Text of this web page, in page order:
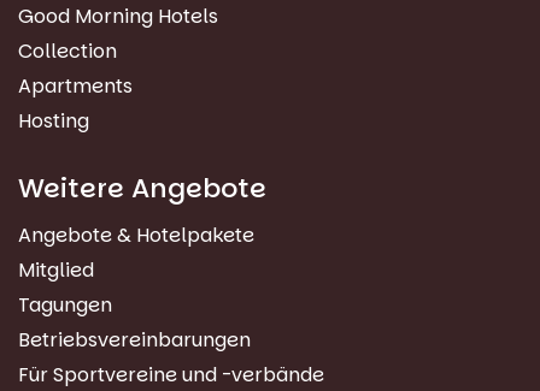
Good Morning Hotels
Collection
Apartments
Hosting
Weitere Angebote
Angebote & Hotelpakete
Mitglied
Tagungen
Betriebsvereinbarungen
Für Sportvereine und -verbände